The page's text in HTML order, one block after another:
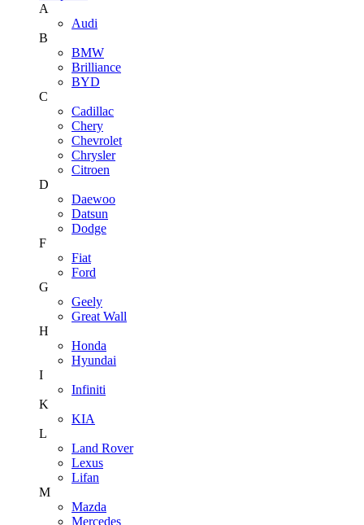
A
Audi
B
BMW
Brilliance
BYD
C
Cadillac
Chery
Chevrolet
Chrysler
Citroen
D
Daewoo
Datsun
Dodge
F
Fiat
Ford
G
Geely
Great Wall
H
Honda
Hyundai
I
Infiniti
K
KIA
L
Land Rover
Lexus
Lifan
M
Mazda
Mercedes